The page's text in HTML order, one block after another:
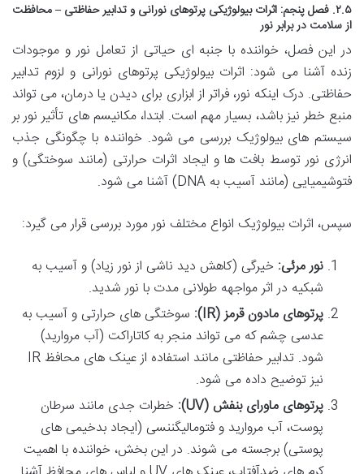
۲.۵. فصل پنجم: اثرات بیولوژیکی پرتوهای نورانی و تدابیر حفاظتی – محافظت
از سلامت در برابر نور
در این فصل، خواننده با جنبه ای حیاتی از تعامل نور و موجودات
زنده آشنا می شود: اثرات بیولوژیکی پرتوهای نورانی و لزوم تدابیر
حفاظتی. درک اینکه نور، فراتر از ابزاری برای دیدن یا درمان، می تواند
منبع خطر نیز باشد، بسیار مهم است. ابتدا، مکانیسم های تأثیر نور بر
سیستم های بیولوژیک بررسی می شود. خواننده با چگونگی جذب
انرژی نور توسط بافت ها و ایجاد اثرات حرارتی (مانند سوختگی) و
فتوشیمیایی (مانند آسیب به DNA) آشنا می شود.
سپس، اثرات بیولوژیک انواع مختلف نور مورد بررسی قرار می گیرد:
نور مرئی: خیرگی (کاهش دید ناشی از نور زیاد) و آسیب به
شبکیه در اثر مواجهه طولانی مدت با نور شدید.
پرتوهای مادون قرمز (IR):
سوختگی های حرارتی و آسیب به
عدسی چشم که می تواند منجر به کاتاراکت (آب مروارید)
شود. تدابیر حفاظتی مانند استفاده از عینک های محافظ IR
نیز توضیح داده می شود.
پرتوهای ماورای بنفش (UV):
خطرات جدی مانند سرطان
پوست، آب مروارید و فتومالیگننسی (ایجاد بدخیمی های
پوستی) برجسته می شوند. در این بخش، خواننده با اهمیت